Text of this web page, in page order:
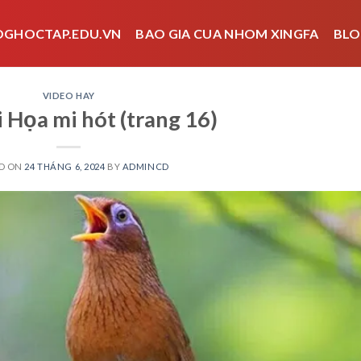
BAO GIA CUA NHOM XINGFA
VIDEO HAY
Họa mi hót (trang 16)
ON 24 THÁNG 6, 2024 BY ADMINCD